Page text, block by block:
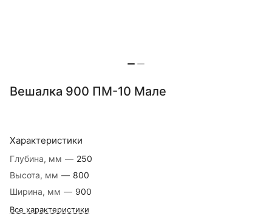
Вешалка 900 ПМ-10 Мале
Характеристики
Глубина, мм — 250
Высота, мм — 800
Ширина, мм — 900
Все характеристики